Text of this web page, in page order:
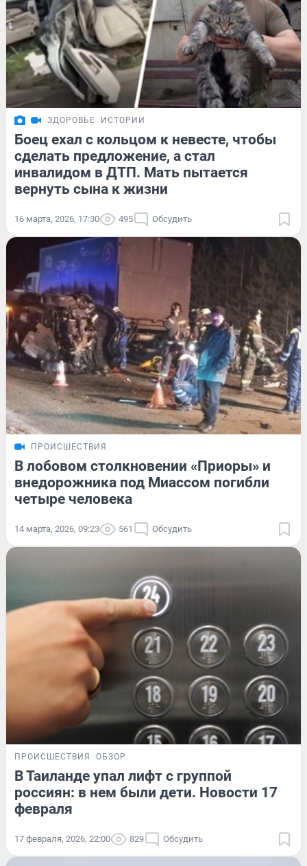
ЗДОРОВЬЕ ИСТОРИИ
Боец ехал с кольцом к невесте, чтобы
сделать предложение, а стал
инвалидом в ДТП. Мать пытается
вернуть сына к жизни
16 марта, 2026, 17:30 495 Обсудить
ПРОИСШЕСТВИЯ
В лобовом столкновении «Приоры» и
внедорожника под Миассом погибли
четыре человека
14 марта, 2026, 09:23 561 Обсудить
ПРОИСШЕСТВИЯ ОБЗОР
В Таиланде упал лифт с группой
россиян: в нем были дети. Новости 17
февраля
17 февраля, 2026, 22:00 829 Обсудить